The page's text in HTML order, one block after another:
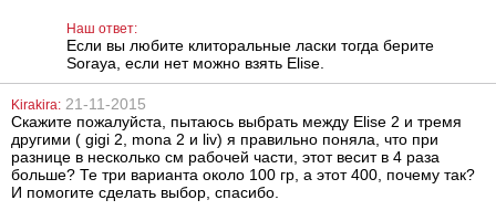
насадка на член
Lidl Extra
889 грн
Doc Johnson
Realistic Cock
UR3 6 Inch 16 см
3763 грн
Наш ответ:
Если вы любите клиторальные ласки тогда берите
Soraya, если нет можно взять Elise.
Kirakira: 21-11-2015
Скажите пожалуйста, пытаюсь выбрать между Elise 2 и тремя
другими ( gigi 2, mona 2 и liv) я правильно поняла, что при
разнице в несколько см рабочей части, этот весит в 4 раза
больше? Те три варианта около 100 гр, а этот 400, почему так?
И помогите сделать выбор, спасибо.